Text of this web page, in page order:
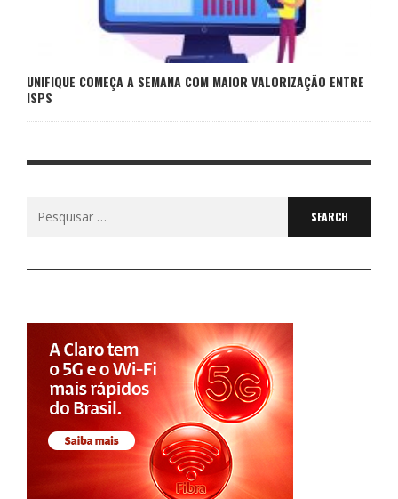
UNIFIQUE COMEÇA A SEMANA COM MAIOR VALORIZAÇÃO ENTRE
ISPS